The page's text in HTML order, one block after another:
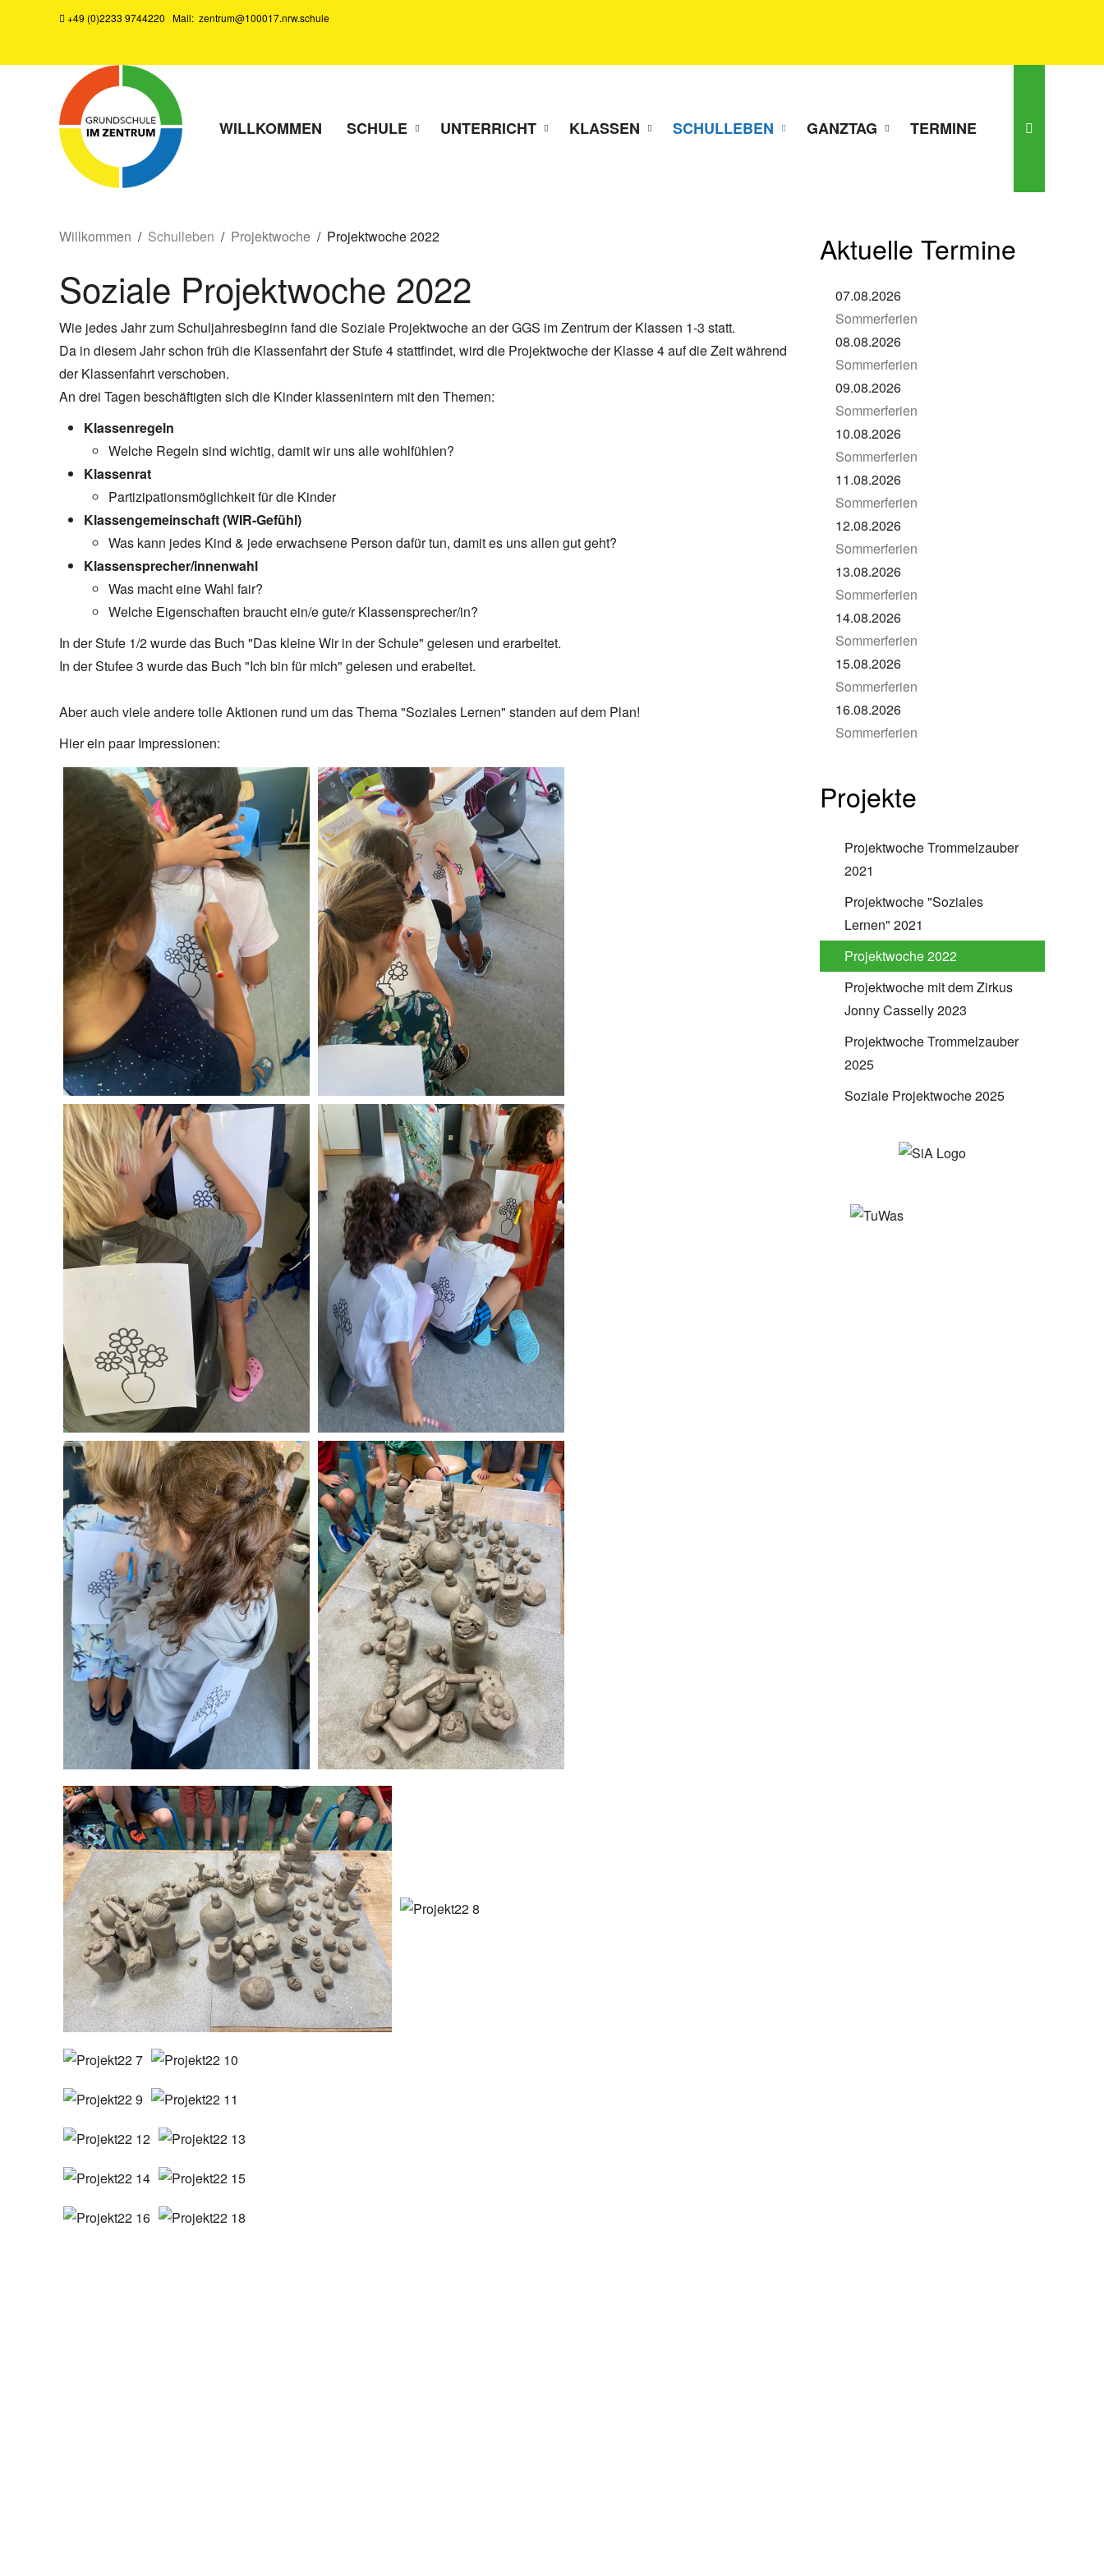
+49 (0)2233 9744220 Mail: zentrum@100017.nrw.schule
WILLKOMMEN SCHULE UNTERRICHT KLASSEN SCHULLEBEN GANZTAG TERMINE
Willkommen Schulleben Projektwoche Projektwoche 2022
Soziale Projektwoche 2022
Wie jedes Jahr zum Schuljahresbeginn fand die Soziale Projektwoche an der GGS im Zentrum der Klassen 1-3 statt.
Da in diesem Jahr schon früh die Klassenfahrt der Stufe 4 stattfindet, wird die Projektwoche der Klasse 4 auf die Zeit während
der Klassenfahrt verschoben.
An drei Tagen beschäftigten sich die Kinder klassenintern mit den Themen:
Klassenregeln
Welche Regeln sind wichtig, damit wir uns alle wohlfühlen?
Klassenrat
Partizipationsmöglichkeit für die Kinder
Klassengemeinschaft (WIR-Gefühl)
Was kann jedes Kind & jede erwachsene Person dafür tun, damit es uns allen gut geht?
Klassensprecher/innenwahl
Was macht eine Wahl fair?
Welche Eigenschaften braucht ein/e gute/r Klassensprecher/in?
In der Stufe 1/2 wurde das Buch "Das kleine Wir in der Schule" gelesen und erarbeitet.
In der Stufee 3 wurde das Buch "Ich bin für mich" gelesen und erabeitet.
Aber auch viele andere tolle Aktionen rund um das Thema "Soziales Lernen" standen auf dem Plan!
Hier ein paar Impressionen:
Aktuelle Termine
07.08.2026
Sommerferien
08.08.2026
Sommerferien
09.08.2026
Sommerferien
10.08.2026
Sommerferien
11.08.2026
Sommerferien
12.08.2026
Sommerferien
13.08.2026
Sommerferien
14.08.2026
Sommerferien
15.08.2026
Sommerferien
16.08.2026
Sommerferien
Projekte
Projektwoche Trommelzauber
2021
Projektwoche "Soziales
Lernen" 2021
Projektwoche 2022
Projektwoche mit dem Zirkus
Jonny Casselly 2023
Projektwoche Trommelzauber
2025
Soziale Projektwoche 2025